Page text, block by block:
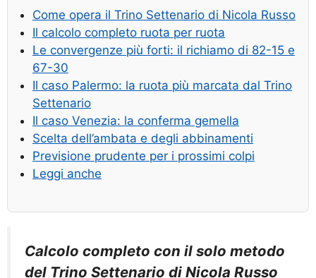
Come opera il Trino Settenario di Nicola Russo
Il calcolo completo ruota per ruota
Le convergenze più forti: il richiamo di 82-15 e
67-30
Il caso Palermo: la ruota più marcata dal Trino
Settenario
Il caso Venezia: la conferma gemella
Scelta dell’ambata e degli abbinamenti
Previsione prudente per i prossimi colpi
Leggi anche
Calcolo completo con il solo metodo
del Trino Settenario di Nicola Russo